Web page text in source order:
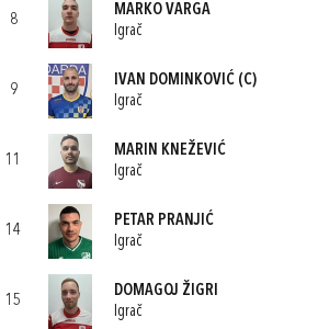
8
MARKO VARGA
Igrač
9
IVAN DOMINKOVIĆ (C)
Igrač
11
MARIN KNEŽEVIĆ
Igrač
14
PETAR PRANJIĆ
Igrač
15
DOMAGOJ ŽIGRI
Igrač